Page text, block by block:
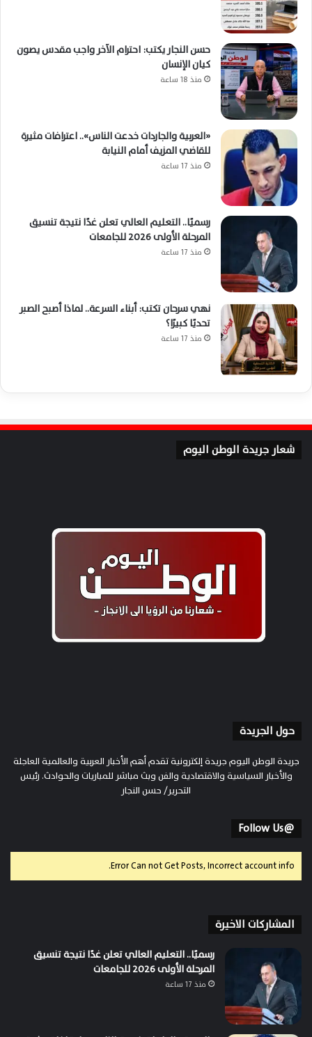
حسن النجار يكتب: احترام الآخر واجب مقدس يصون
كيان الإنسان
منذ 18 ساعة
«العربية والجاردات خدعت الناس».. اعترافات مثيرة
للقاضي المزيف أمام النيابة
منذ 17 ساعة
رسميًا.. التعليم العالي تعلن غدًا نتيجة تنسيق
المرحلة الأولى 2026 للجامعات
منذ 17 ساعة
نهي سرحان تكتب: أبناء السرعة.. لماذا أصبح الصبر
تحديًا كبيرًا؟
منذ 17 ساعة
شعار جريدة الوطن اليوم
حول الجريدة
جريدة الوطن اليوم جريدة إلكترونية تقدم أهم الأخبار العربية والعالمية العاجلة
والأخبار السياسية والاقتصادية والفن وبث مباشر للمباريات والحوادث. رئيس
التحرير/ حسن النجار
@Follow Us
Error Can not Get Posts, Incorrect account info.
المشاركات الاخيرة
رسميًا.. التعليم العالي تعلن غدًا نتيجة تنسيق
المرحلة الأولى 2026 للجامعات
منذ 17 ساعة